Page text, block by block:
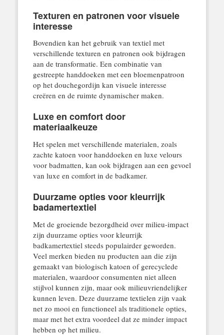
Texturen en patronen voor visuele
interesse
Bovendien kan het gebruik van textiel met
verschillende texturen en patronen ook bijdragen
aan de transformatie. Een combinatie van
gestreepte handdoeken met een bloemenpatroon
op het douchegordijn kan visuele interesse
creëren en de ruimte dynamischer maken.
Luxe en comfort door
materiaalkeuze
Het spelen met verschillende materialen, zoals
zachte katoen voor handdoeken en luxe velours
voor badmatten, kan ook bijdragen aan een gevoel
van luxe en comfort in de badkamer.
Duurzame opties voor kleurrijk
badamertextiel
Met de groeiende bezorgdheid over milieu-impact
zijn duurzame opties voor kleurrijk
badkamertextiel steeds populairder geworden.
Veel merken bieden nu producten aan die zijn
gemaakt van biologisch katoen of gerecyclede
materialen, waardoor consumenten niet alleen
stijlvol kunnen zijn, maar ook milieuvriendelijker
kunnen leven. Deze duurzame textielen zijn vaak
net zo mooi en functioneel als traditionele opties,
maar met het extra voordeel dat ze minder impact
hebben op het milieu.